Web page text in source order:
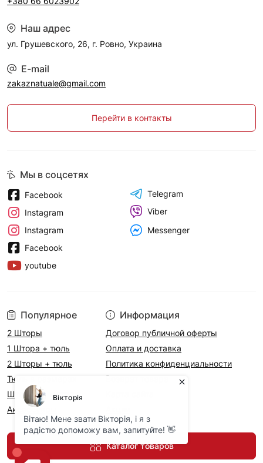
Наш адрес
ул. Грушевского, 26, г. Ровно, Украина
E-mail
zakaznatuale@gmail.com
Перейти в контакты
Популярное
2 Шторы
1 Штора + тюль
2 Шторы + тюль
Тюль в размерах
Шторы на метраж
Аксесcуары
Информация
Договор публичной оферты
Оплата и доставка
Политика конфиденциальности
Возврат товара
Каталог товаров
Мы в соцсетях
Facebook
Instagram
Instagram
Facebook
youtube
Telegram
Viber
Messenger